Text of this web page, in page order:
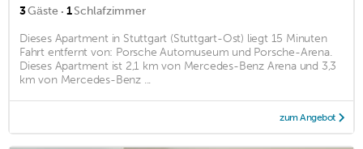
3Gäste · 1Schlafzimmer
Dieses Apartment in Stuttgart (Stuttgart-Ost) liegt 15 Minuten
Fahrt entfernt von: Porsche Automuseum und Porsche-Arena.
Dieses Apartment ist 2,1 km von Mercedes-Benz Arena und 3,3
km von Mercedes-Benz ...
zum Angebot